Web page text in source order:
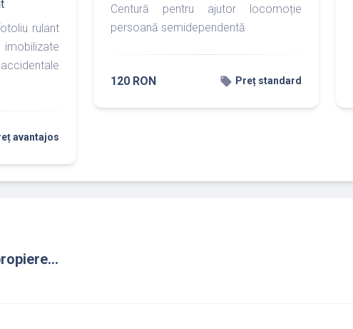
rulant
avantajos
Centură pentru ajutor locomoție
persoană semidependentă
120 RON local_offer Preț standard